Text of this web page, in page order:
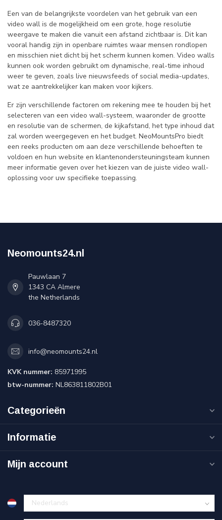
Een van de belangrijkste voordelen van het gebruik van een
video wall is de mogelijkheid om een grote, hoge resolutie
weergave te maken die vanuit een afstand zichtbaar is. Dit kan
vooral handig zijn in openbare ruimtes waar mensen rondlopen
en misschien niet dicht bij het scherm kunnen komen. Video walls
kunnen ook worden gebruikt om dynamische, real-time inhoud
weer te geven, zoals live nieuwsfeeds of social media-updates,
wat ze aantrekkelijker kan maken voor kijkers.
Er zijn verschillende factoren om rekening mee te houden bij het
selecteren van een video wall-systeem, waaronder de grootte
en resolutie van de schermen, de kijkafstand, het type inhoud dat
zal worden weergegeven en het budget. NeoMountsPro biedt
een reeks producten om aan deze verschillende behoeften te
voldoen en hun website en klantenondersteuningsteam kunnen
meer informatie geven over het kiezen van de juiste video wall-
oplossing voor uw specifieke toepassing.
Neomounts24.nl
Pauwlaan 7
1343 CA Almere
the Netherlands
036-8487320
info@neomounts24.nl
KVK nummer: 85971995
btw-nummer: NL863811802B01
Categorieën
Informatie
Mijn account